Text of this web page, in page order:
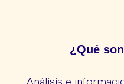
¿Qué
Análisis e